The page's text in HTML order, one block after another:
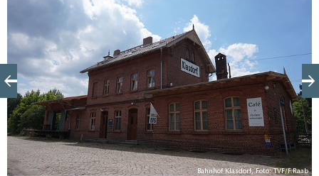
Bahnhof Klasdorf, Foto: TVF/F.Raab